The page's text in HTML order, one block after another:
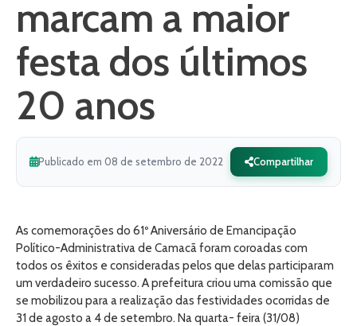
marcam a maior
festa dos últimos
20 anos
Publicado em 08 de setembro de 2022 Compartilhar
As comemorações do 61º Aniversário de Emancipação
Político-Administrativa de Camacã foram coroadas com
todos os êxitos e consideradas pelos que delas participaram
um verdadeiro sucesso. A prefeitura criou uma comissão que
se mobilizou para a realização das festividades ocorridas de
31 de agosto a 4 de setembro. Na quarta- feira (31/08)